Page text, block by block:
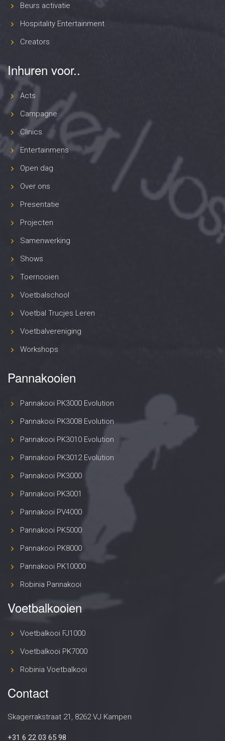
Beurs activatie
Hospitality Entertainment
Creators
Inhuren voor..
Acts
Campagne
Clinics
Entertainmens
Open dag
Over ons
Presentatie
Projecten
Samenwerking
Shows
Toernooien
Voetbalschool
Voetbal Trucjes Leren
Voetbalvereniging
Workshops
Pannakooien
Pannakooi PK3000 Evolution
Pannakooi PK3008 Evolution
Pannakooi PK3010 Evolution
Pannakooi PK3012 Evolution
Pannakooi PK3000
Pannakooi PK3001
Pannakooi PV4000
Pannakooi PK5000
Pannakooi PK8000
Pannakooi PK10000
Robinia Pannakooi
Voetbalkooien
Voetbalkooi FJ1000
Voetbalkooi PK7000
Robinia Voetbalkooi
Contact
Skagerrakstraat 21, 8262 VJ Kampen
+31 6 22 03 65 98